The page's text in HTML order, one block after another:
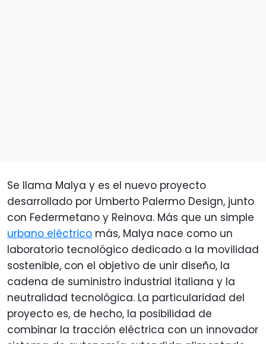
Se llama Malya y es el nuevo proyecto
desarrollado por Umberto Palermo Design, junto
con Federmetano y Reinova. Más que un simple
urbano eléctrico más, Malya nace como un
laboratorio tecnológico dedicado a la movilidad
sostenible, con el objetivo de unir diseño, la
cadena de suministro industrial italiana y la
neutralidad tecnológica. La particularidad del
proyecto es, de hecho, la posibilidad de
combinar la tracción eléctrica con un innovador